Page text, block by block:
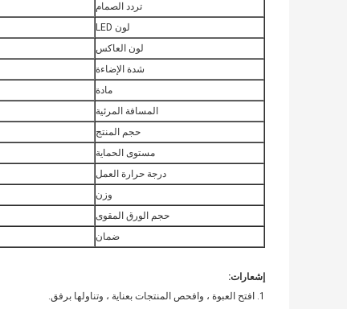
تردد الصمام
لون LED
لون العاكس
شدة الإضاءة
مادة
المسافة المرئية
حجم المنتج
مستوى الحماية
درجة حرارة العمل
وزن
حجم الورق المقوى
ضمان
إشعارات:
1. افتح العبوة ، وافحص المنتجات بعناية ، وتناولها برفق.